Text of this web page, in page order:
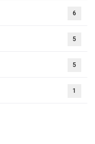
6
5
5
1